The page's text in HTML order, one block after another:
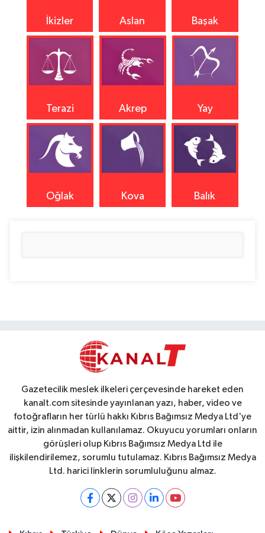
İkizler Aslan Başak
Terazi Akrep Yay
Oğlak Kova Balık
Gazetecilik meslek ilkeleri çerçevesinde hareket eden
kanalt.com sitesinde yayınlanan yazı, haber, video ve
fotoğrafların her türlü hakkı Kıbrıs Bağımsız Medya Ltd'ye
aittir, izin alınmadan kullanılamaz. Okuyucu yorumları onların
görüşleri olup Kıbrıs Bağımsız Medya Ltd ile
ilişkilendirilemez, sorumlu tutulamaz. Kıbrıs Bağımsız Medya
Ltd. harici linklerin sorumluluğunu almaz.